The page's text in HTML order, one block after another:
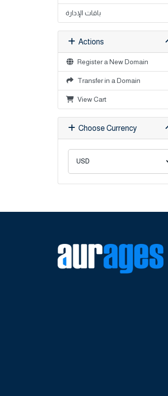
باقات الإدارة
Actions
Register a New Domain
Transfer in a Domain
View Cart
Choose Currency